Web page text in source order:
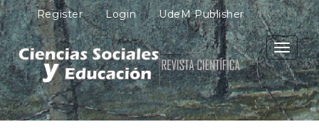
M
a
i
n
N
a
v
i
g
Register Login UdeM Publisher
Toggle